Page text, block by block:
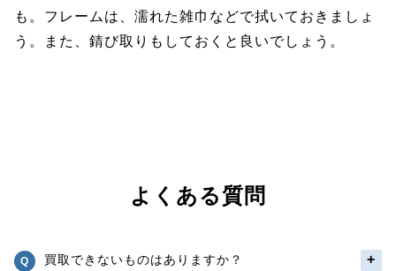
も。フレームは、濡れた雑巾などで拭いておきましょ
う。また、錆び取りもしておくと良いでしょう。
よくある質問
買取できないものはありますか？